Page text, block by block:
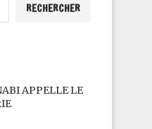
RECHERCHER
APPELLE LE